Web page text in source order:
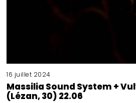
16 juillet 2024
Massilia Sound System +
(Lézan, 30) 22.06